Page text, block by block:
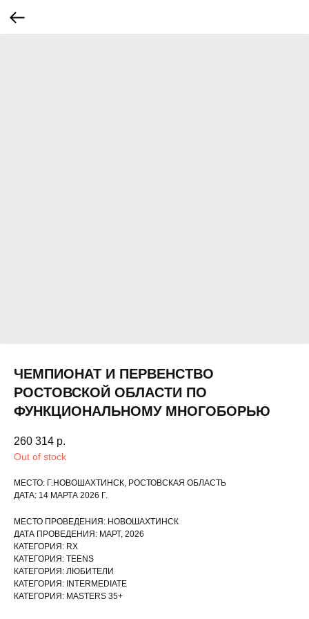
ЧЕМПИОНАТ И ПЕРВЕНСТВО
РОСТОВСКОЙ ОБЛАСТИ ПО
ФУНКЦИОНАЛЬНОМУ МНОГОБОРЬЮ
260 314 р.
Out of stock
МЕСТО: Г.НОВОШАХТИНСК, РОСТОВСКАЯ ОБЛАСТЬ
ДАТА: 14 МАРТА 2026 Г.
МЕСТО ПРОВЕДЕНИЯ: НОВОШАХТИНСК
ДАТА ПРОВЕДЕНИЯ: МАРТ, 2026
КАТЕГОРИЯ: RX
КАТЕГОРИЯ: TEENS
КАТЕГОРИЯ: ЛЮБИТЕЛИ
КАТЕГОРИЯ: INTERMEDIATE
КАТЕГОРИЯ: MASTERS 35+